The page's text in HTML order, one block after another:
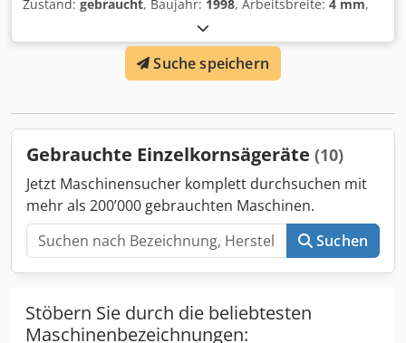
Zustand: gebraucht, Baujahr: 1998, Arbeitsbreite: 4 mm,
Suche speichern
Gebrauchte Einzelkornsägeräte (10)
Jetzt Maschinensucher komplett durchsuchen mit
mehr als 200’000 gebrauchten Maschinen.
Suchen
Stöbern Sie durch die beliebtesten
Maschinenbezeichnungen: